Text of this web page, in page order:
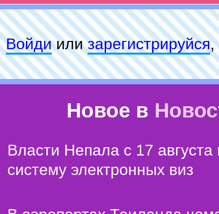
Войдиилизарeгиcтpируйся,
Новое в
Власти Непала с 17 августа
систему электронных виз